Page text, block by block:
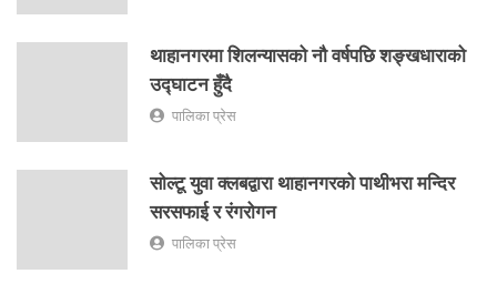
थाहानगरमा शिलन्यासको नौ वर्षपछि शङ्खधाराको
उद्घाटन हुँदै
पालिका प्रेस
सोल्टू युवा क्लबद्वारा थाहानगरको पाथीभरा मन्दिर
सरसफाई र रंगरोगन
पालिका प्रेस